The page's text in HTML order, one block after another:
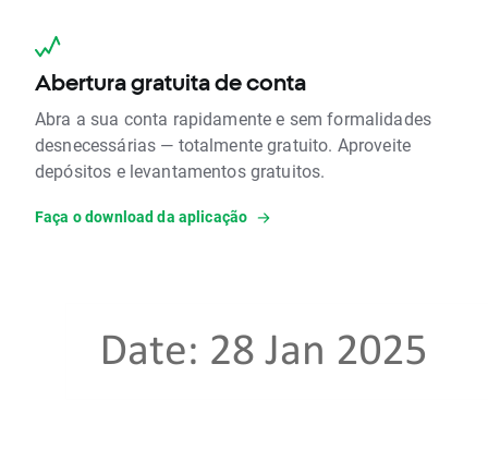
Abertura gratuita de conta
Abra a sua conta rapidamente e sem formalidades
desnecessárias — totalmente gratuito. Aproveite
depósitos e levantamentos gratuitos.
Faça o download da aplicação